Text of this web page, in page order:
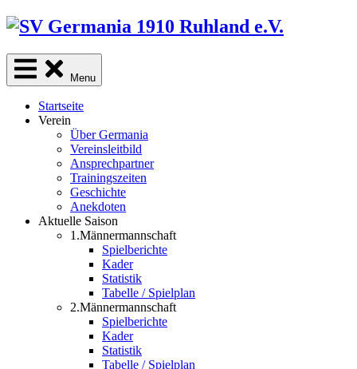
Skip
content
Menu
Startseite
Verein
Über Germania
Vereinsleitbild
Ansprechpartner
Trainingszeiten
Geschichte
Anekdoten
Aktuelle Saison
1.Männermannschaft
Spielberichte
Kader
Statistik
Tabelle / Spielplan
2.Männermannschaft
Spielberichte
Kader
Statistik
Tabelle / Spielplan